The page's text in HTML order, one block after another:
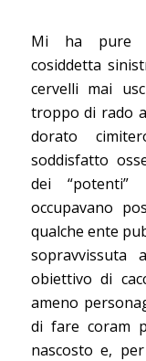
Mi ha pure
cosiddetta
cervelli mai
troppo di rado
dorato
soddisfatto
dei
occupavano
qualche ente
sopravvissuta
obiettivo di
ameno
di fare coram
nascosto e,